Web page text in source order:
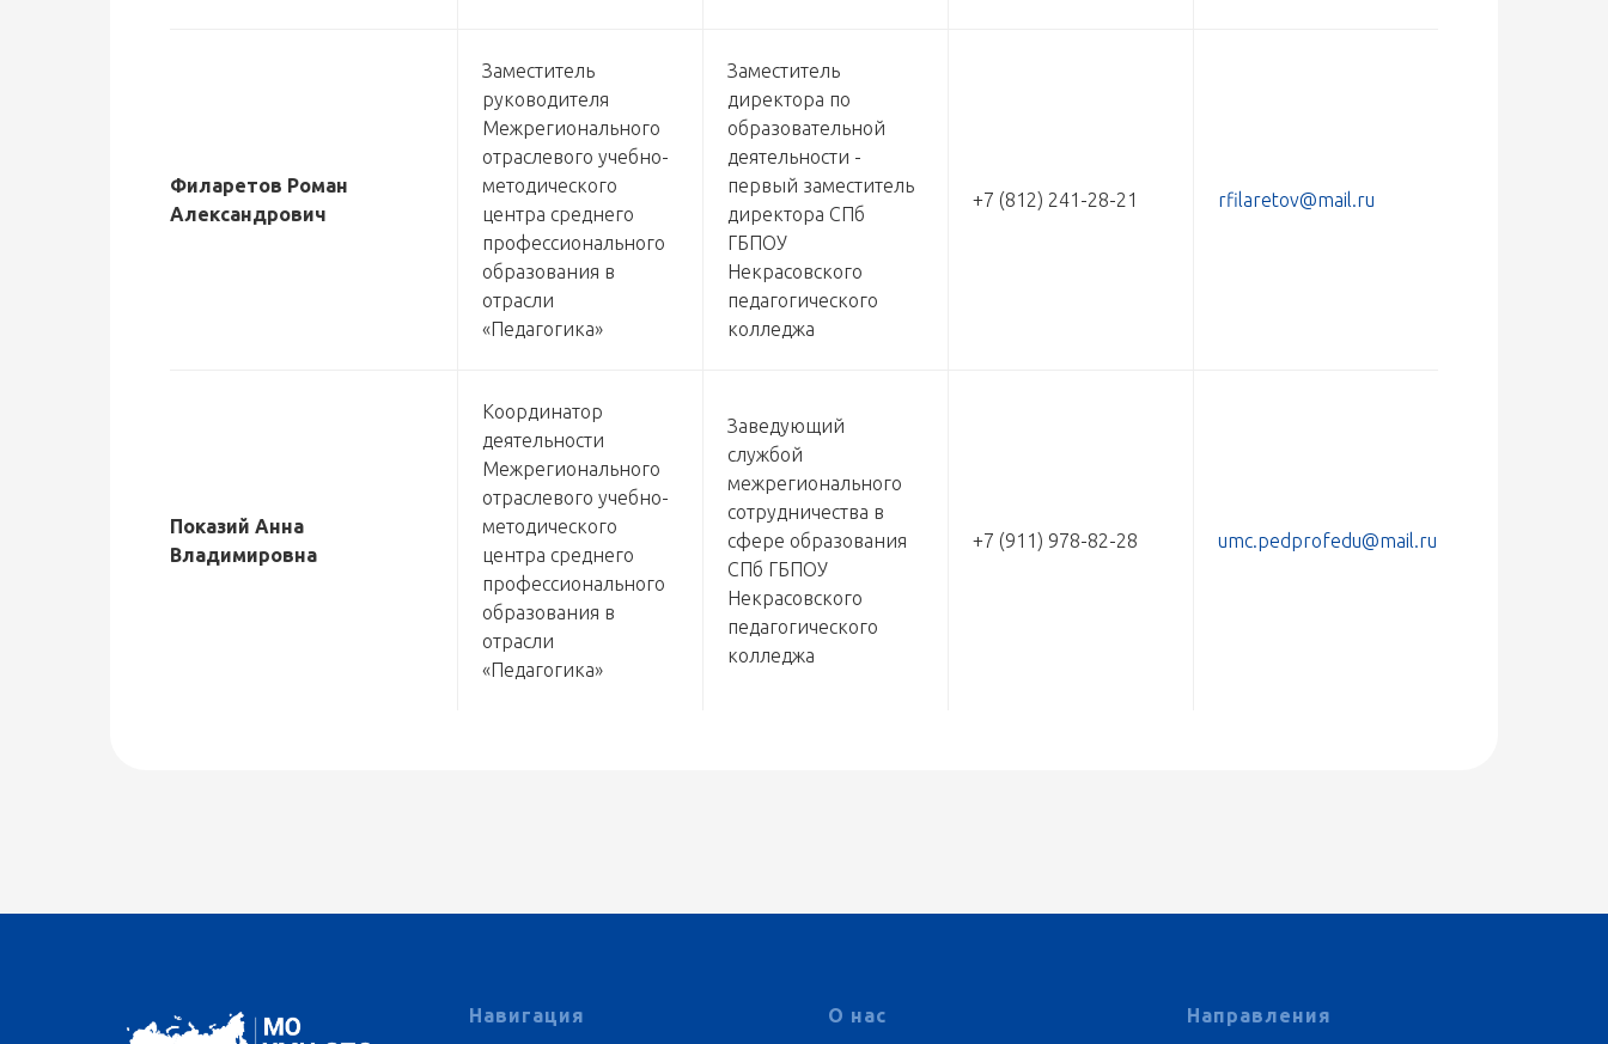
Филаретов Роман
Александрович
Заместитель
руководителя
Межрегионального
отраслевого учебно-
методического
центра среднего
профессионального
образования в
отрасли
«Педагогика»
Заместитель
директора по
образовательной
деятельности -
первый заместитель
директора СПб
ГБПОУ
Некрасовского
педагогического
колледжа
+7 (812) 241-28-21 rfilaretov@mail.ru
Показий Анна
Владимировна
Координатор
деятельности
Межрегионального
отраслевого учебно-
методического
центра среднего
профессионального
образования в
отрасли
«Педагогика»
Заведующий
службой
межрегионального
сотрудничества в
сфере образования
СПб ГБПОУ
Некрасовского
педагогического
колледжа
+7 (911) 978-82-28 umc.pedprofedu@mail.ru
Навигация О нас Направления